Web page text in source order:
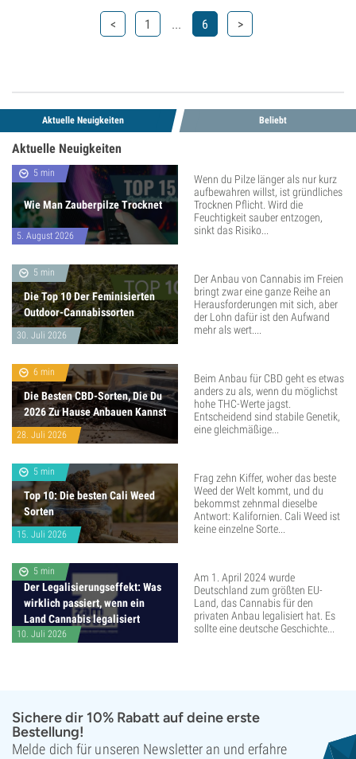
< 1 ... 6 >
Aktuelle Neuigkeiten Beliebt
Aktuelle Neuigkeiten
5 min
Wie Man Zauberpilze Trocknet
5. August 2026
Wenn du Pilze länger als nur kurz
aufbewahren willst, ist gründliches
Trocknen Pflicht. Wird die
Feuchtigkeit sauber entzogen,
sinkt das Risiko...
5 min
Die Top 10 Der Feminisierten
Outdoor-Cannabissorten
30. Juli 2026
Der Anbau von Cannabis im Freien
bringt zwar eine ganze Reihe an
Herausforderungen mit sich, aber
der Lohn dafür ist den Aufwand
mehr als wert....
6 min
Die Besten CBD-Sorten, Die Du
2026 Zu Hause Anbauen Kannst
28. Juli 2026
Beim Anbau für CBD geht es etwas
anders zu als, wenn du möglichst
hohe THC-Werte jagst.
Entscheidend sind stabile Genetik,
eine gleichmäßige...
5 min
Top 10: Die besten Cali Weed
Sorten
15. Juli 2026
Frag zehn Kiffer, woher das beste
Weed der Welt kommt, und du
bekommst zehnmal dieselbe
Antwort: Kalifornien. Cali Weed ist
keine einzelne Sorte...
5 min
Der Legalisierungseffekt: Was
wirklich passiert, wenn ein
Land Cannabis legalisiert
10. Juli 2026
Am 1. April 2024 wurde
Deutschland zum größten EU-
Land, das Cannabis für den
privaten Anbau legalisiert hat. Es
sollte eine deutsche Geschichte...
Sichere dir 10% Rabatt auf deine erste
Bestellung!
Melde dich für unseren Newsletter an und erfahre